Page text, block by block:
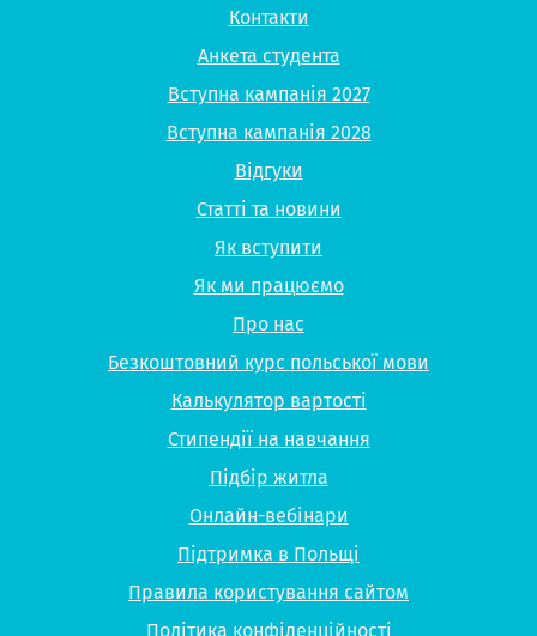
Контакти
Анкета студента
Вступна кампанія 2027
Вступна кампанія 2028
Відгуки
Статті та новини
Як вступити
Як ми працюємо
Про нас
Безкоштовний курс польської мови
Калькулятор вартості
Стипендії на навчання
Підбір житла
Онлайн-вебінари
Підтримка в Польщі
Правила користування сайтом
Політика конфіденційності